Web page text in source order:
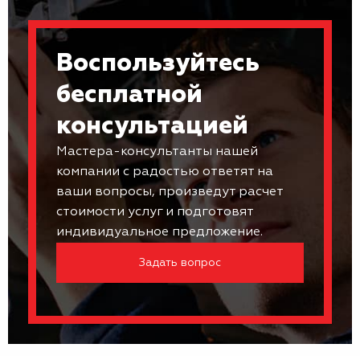
Воспользуйтесь
бесплатной
консультацией
Мастера-консультанты нашей
компании с радостью ответят на
ваши вопросы, произведут расчет
стоимости услуг и подготовят
индивидуальное предложение.
Задать вопрос